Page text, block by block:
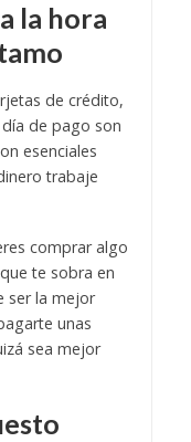
la hora
de crédito,
de pago son
esenciales
trabaje
comprar algo
te sobra en
ser la mejor
unas
sea mejor